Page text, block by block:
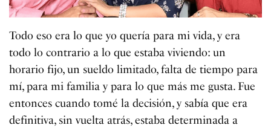
Todo eso era lo que yo quería para mi vida, y era
todo lo contrario a lo que estaba viviendo: un
horario fijo, un sueldo limitado, falta de tiempo para
mí, para mi familia y para lo que más me gusta. Fue
entonces cuando tomé la decisión, y sabía que era
definitiva, sin vuelta atrás, estaba determinada a